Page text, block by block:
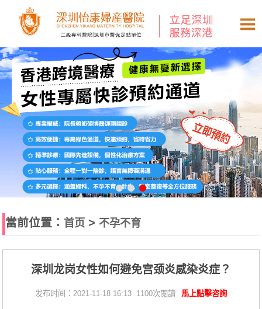
當前位置： 首页 > 不孕不育
深圳龙岗女性如何避免宫颈炎感染炎症？
发布时间：2021-11-18 16:13 1100次閱讀 馬上點擊咨詢